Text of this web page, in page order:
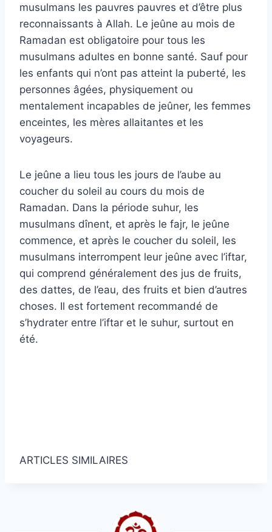
musulmans les pauvres pauvres et d’être plus
reconnaissants à Allah. Le jeûne au mois de
Ramadan est obligatoire pour tous les
musulmans adultes en bonne santé. Sauf pour
les enfants qui n’ont pas atteint la puberté, les
personnes âgées, physiquement ou
mentalement incapables de jeûner, les femmes
enceintes, les mères allaitantes et les
voyageurs.
Le jeûne a lieu tous les jours de l’aube au
coucher du soleil au cours du mois de
Ramadan. Dans la période suhur, les
musulmans dînent, et après le fajr, le jeûne
commence, et après le coucher du soleil, les
musulmans interrompent leur jeûne avec l’iftar,
qui comprend généralement des jus de fruits,
des dattes, de l’eau, des fruits et bien d’autres
choses. Il est fortement recommandé de
s’hydrater entre l’iftar et le suhur, surtout en
été.
ARTICLES SIMILAIRES